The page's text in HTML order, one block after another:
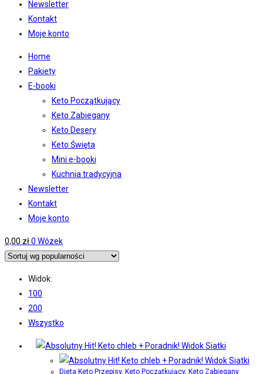
Newsletter
Kontakt
Moje konto
Home
Pakiety
E-booki
Keto Początkujący
Keto Zabiegany
Keto Desery
Keto Święta
Mini e-booki
Kuchnia tradycyjna
Newsletter
Kontakt
Moje konto
0,00 zł0 Wózek
Widok:
100
200
Wszystko
Widok Siatki
Widok Siatki
Dieta Keto Przepisy, Keto Początkujący, Keto Zabiegany